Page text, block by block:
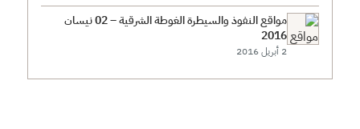
مواقع النفوذ والسيطرة الغوطة الشرقية – 02 نيسان
2016
2 أبريل 2016